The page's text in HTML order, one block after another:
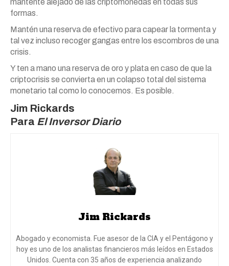
mantente alejado de las criptomonedas en todas sus
formas.
Mantén una reserva de efectivo para capear la tormenta y
tal vez incluso recoger gangas entre los escombros de una
crisis.
Y ten a mano una reserva de oro y plata en caso de que la
criptocrisis se convierta en un colapso total del sistema
monetario tal como lo conocemos. Es posible.
Jim Rickards
Para El Inversor Diario
Jim Rickards
Abogado y economista. Fue asesor de la CIA y el Pentágono y
hoy es uno de los analistas financieros más leídos en Estados
Unidos. Cuenta con 35 años de experiencia analizando